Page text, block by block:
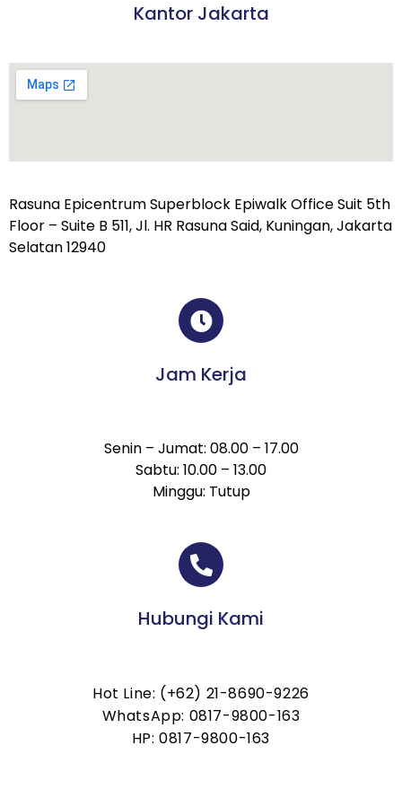
Kantor Jakarta
Rasuna Epicentrum Superblock Epiwalk Office Suit 5th
Floor – Suite B 511, Jl. HR Rasuna Said, Kuningan, Jakarta
Selatan 12940
Jam Kerja
Senin – Jumat: 08.00 – 17.00
Sabtu: 10.00 – 13.00
Minggu: Tutup
Hubungi Kami
Hot Line: (+62) 21-8690-9226
WhatsApp: 0817-9800-163
HP: 0817-9800-163